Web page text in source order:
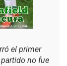
el primer
no fue